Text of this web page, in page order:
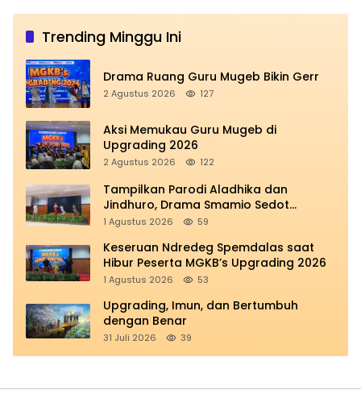
Trending Minggu Ini
Drama Ruang Guru Mugeb Bikin Gerr
2 Agustus 2026 127
Aksi Memukau Guru Mugeb di
Upgrading 2026
2 Agustus 2026 122
Tampilkan Parodi Aladhika dan
Jindhuro, Drama Smamio Sedot
Perhatian di MGKB Upgrading 2026
1 Agustus 2026 59
Keseruan Ndredeg Spemdalas saat
Hibur Peserta MGKB’s Upgrading 2026
1 Agustus 2026 53
Upgrading, Imun, dan Bertumbuh
dengan Benar
31 Juli 2026 39